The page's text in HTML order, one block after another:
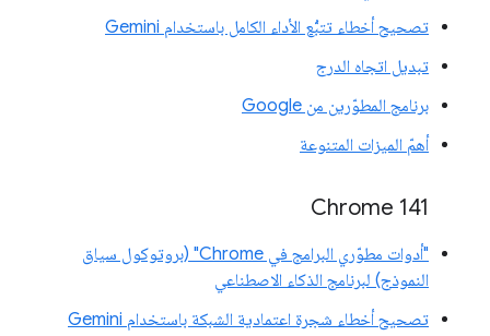
تصحيح أخطاء تتبُّع الأداء الكامل باستخدام Gemini
تبديل اتجاه الدرج
برنامج المطوّرين من Google
أهمّ الميزات المتنوعة
‫Chrome 141
"أدوات مطوّري البرامج في Chrome" (بروتوكول سياق
النموذج) لبرنامج الذكاء الاصطناعي
تصحيح أخطاء شجرة اعتمادية الشبكة باستخدام Gemini